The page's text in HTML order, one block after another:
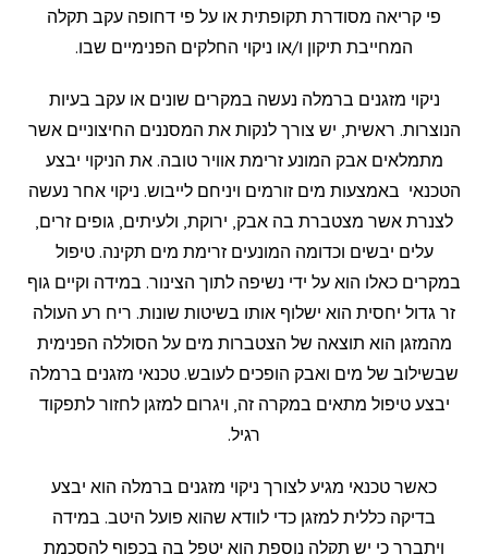
פי קריאה מסודרת תקופתית או על פי דחופה עקב תקלה
המחייבת תיקון ו/או ניקוי החלקים הפנימיים שבו.
ניקוי מזגנים ברמלה נעשה במקרים שונים או עקב בעיות
הנוצרות. ראשית, יש צורך לנקות את המסננים החיצוניים אשר
מתמלאים אבק המונע זרימת אוויר טובה. את הניקוי יבצע
הטכנאי באמצעות מים זורמים ויניחם לייבוש. ניקוי אחר נעשה
לצנרת אשר מצטברת בה אבק, ירוקת, ולעיתים, גופים זרים,
עלים יבשים וכדומה המונעים זרימת מים תקינה. טיפול
במקרים כאלו הוא על ידי נשיפה לתוך הצינור. במידה וקיים גוף
זר גדול יחסית הוא ישלוף אותו בשיטות שונות. ריח רע העולה
מהמזגן הוא תוצאה של הצטברות מים על הסוללה הפנימית
שבשילוב של מים ואבק הופכים לעובש. טכנאי מזגנים ברמלה
יבצע טיפול מתאים במקרה זה, ויגרום למזגן לחזור לתפקוד
רגיל.
כאשר טכנאי מגיע לצורך ניקוי מזגנים ברמלה הוא יבצע
בדיקה כללית למזגן כדי לוודא שהוא פועל היטב. במידה
ויתברר כי יש תקלה נוספת הוא יטפל בה בכפוף להסכמת